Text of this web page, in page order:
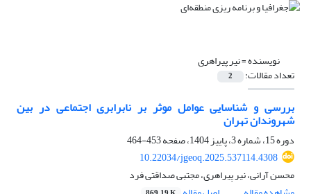
نویسنده =نیر پیراهری
تعداد مقالات: 2
بررسی و شناسایی عوامل موثر بر نابرابری اجتماعی در بین
شهروندان تهران
دوره 15، شماره 3، پاییز 1404، صفحه
453-464
10.22034/jgeoq.2025.537114.4308
محسن آرانی، نیر پیراهری، مجتبی صداقتی فرد